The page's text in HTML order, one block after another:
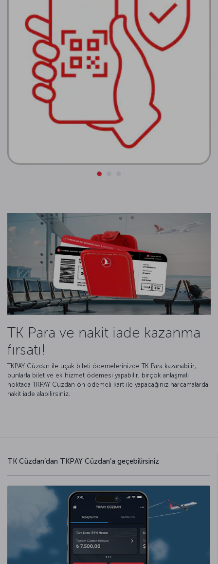
TK Para ve nakit iade kazanma
fırsatı!
TKPAY Cüzdan ile uçak bileti ödemelerinizde TK Para kazanabilir,
bunlarla bilet ve ek hizmet ödemesi yapabilir, birçok anlaşmalı
noktada TKPAY Cüzdan ön ödemeli kart ile yapacağınız harcamalarda
nakit iade alabilirsiniz.
TK Cüzdan’dan TKPAY Cüzdan’a geçebilirsiniz